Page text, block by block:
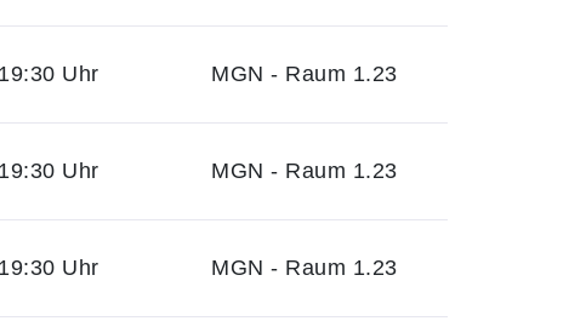
Uhr MGN - Raum 1.23
Uhr MGN - Raum 1.23
Uhr MGN - Raum 1.23